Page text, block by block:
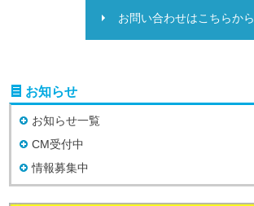
お問い合わせはこちらから
お知らせ
お知らせ一覧
CM受付中
情報募集中